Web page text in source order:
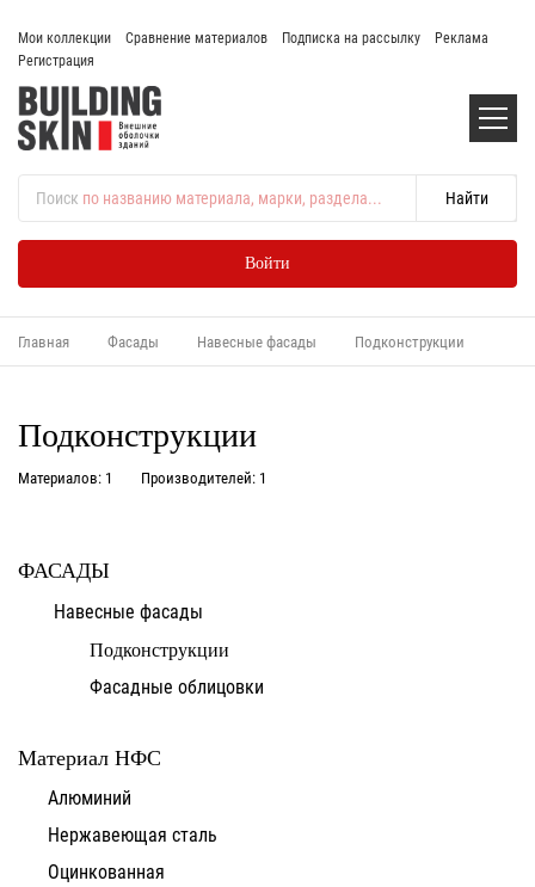
Мои коллекции Сравнение материалов Подписка на рассылку
Реклама
Регистрация
Поиск по названию материала, марки, раздела...
Войти
Главная Фасады Навесные фасады Подконструкции
Подконструкции
Материалов: 1 Производителей: 1
ФАСАДЫ
Навесные фасады
Подконструкции
Фасадные облицовки
Материал НФС
Алюминий
Нержавеющая сталь
Оцинкованная